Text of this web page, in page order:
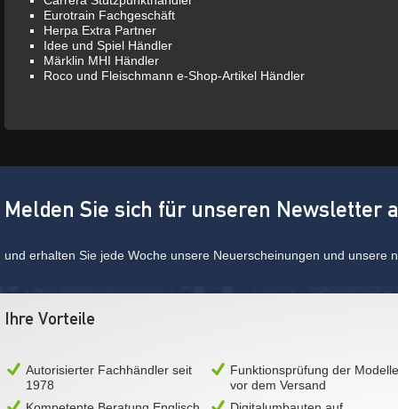
Eurotrain Fachgeschäft
Herpa Extra Partner
Idee und Spiel Händler
Märklin MHI Händler
Roco und Fleischmann e-Shop-Artikel Händler
Melden Sie sich für unseren Newsletter
und erhalten Sie jede Woche unsere Neuerscheinungen und unsere
Ihre Vorteile
Autorisierter Fachhändler seit
1978
Funktionsprüfung der Modelle
vor dem Versand